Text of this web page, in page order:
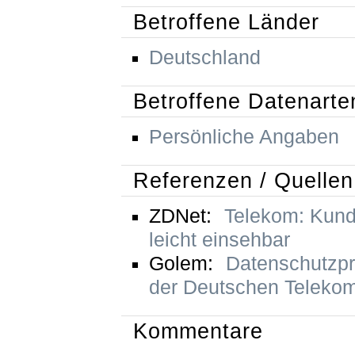
Betroffene Länder
Deutschland
Betroffene
Persönliche Angaben
Referenzen / Quellen
ZDNet:
Telekom:
leicht einsehbar
Golem:
der Deutschen
Kommentare